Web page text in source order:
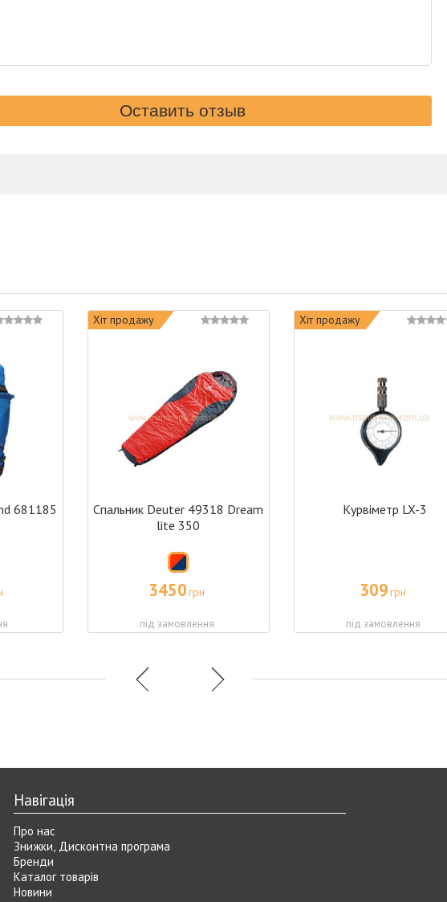
681185
Хіт продажу
Спальник Deuter 49318 Dream
lite 350
3450грн
під замовлення
Хіт продажу
Курвіметр LX-3
309грн
під замовлення
Навігація
Про нас
Знижки, Дисконтна програма
Бренди
Каталог товарів
Новини